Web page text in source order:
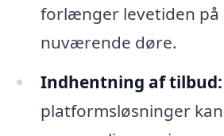
forlænger levetiden på
nuværende døre.
Indhentning af tilbud:
platformsløsninger